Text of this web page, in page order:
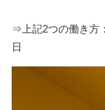
⇒上記2つの働き方
日